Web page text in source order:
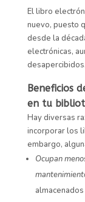
El libro
nuevo, puesto
desde la
electrónicas,
desapercibidos.
Beneficios
en tu
Hay diversas
incorporar los
embargo,
Ocupan